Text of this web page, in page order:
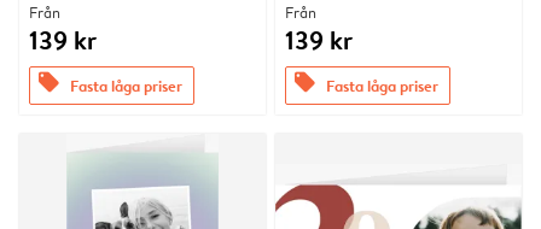
Från
139 kr
offers Fasta låga priser
Från
139 kr
offers Fasta låga priser